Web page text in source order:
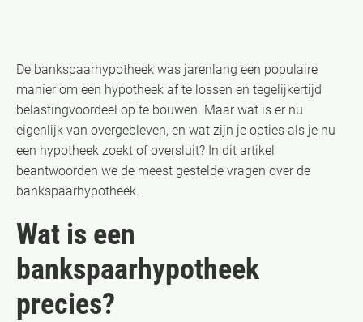
De bankspaarhypotheek was jarenlang een populaire
manier om een hypotheek af te lossen en tegelijkertijd
belastingvoordeel op te bouwen. Maar wat is er nu
eigenlijk van overgebleven, en wat zijn je opties als je nu
een hypotheek zoekt of oversluit? In dit artikel
beantwoorden we de meest gestelde vragen over de
bankspaarhypotheek.
Wat is een
bankspaarhypotheek
precies?